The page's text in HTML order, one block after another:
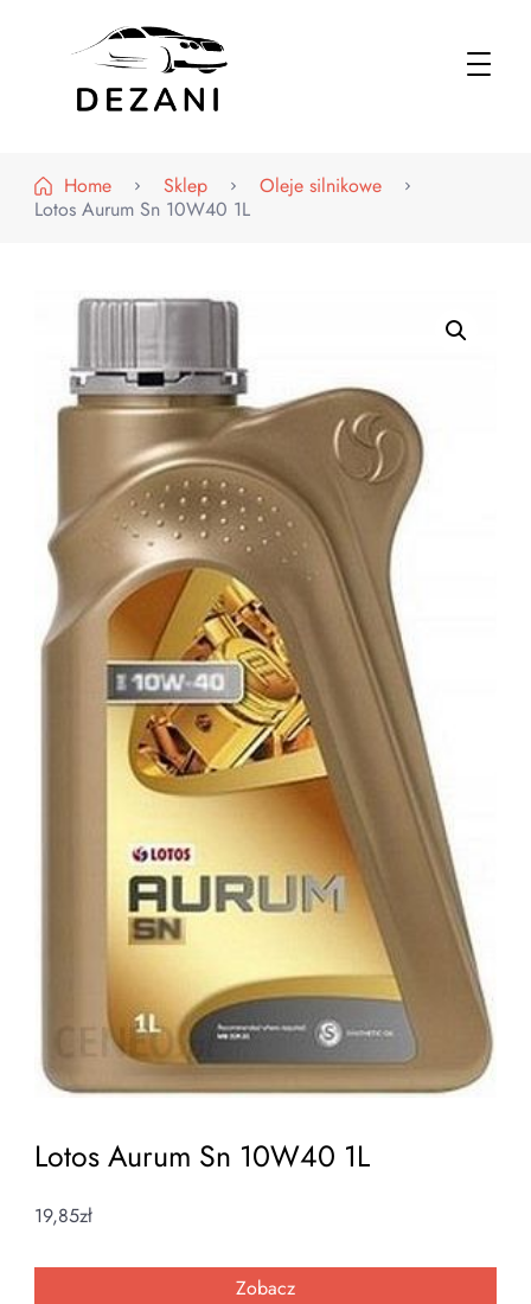
Home
Sklep
Oleje silnikowe
Lotos Aurum Sn 10W40 1L
Lotos Aurum Sn 10W40 1L
19,85zł
Zobacz